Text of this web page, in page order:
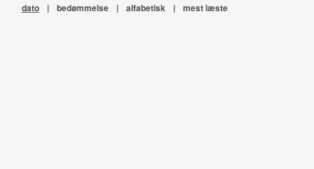
dato | bedømmelse | alfabetisk | mest læste